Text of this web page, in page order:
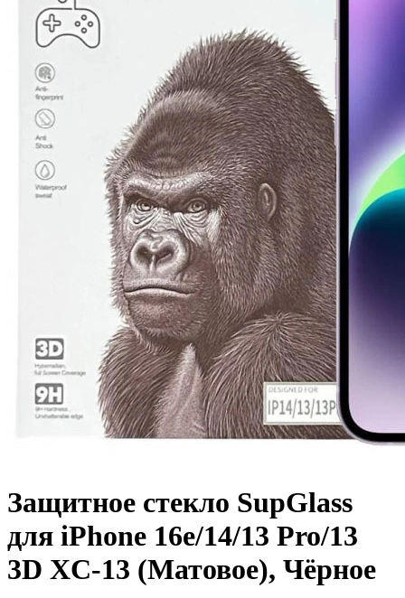
Защитное стекло SupGlass
для iPhone 16e/14/13 Pro/13
3D XC-13 (Матовое), Чёрное